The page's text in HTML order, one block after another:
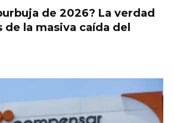
de 2026? La verdad
la masiva caída del